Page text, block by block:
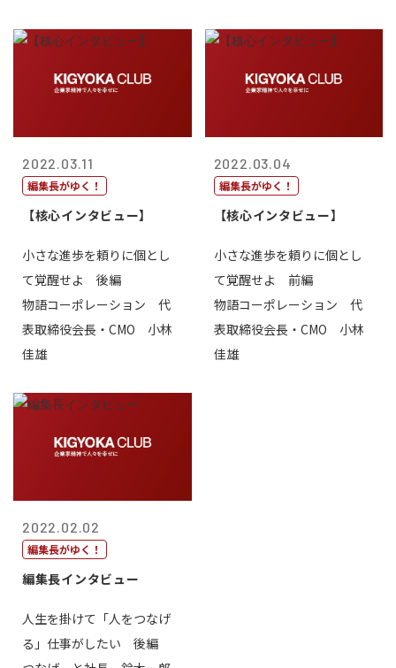
2022.03.11
編集長がゆく！
【核心インタビュー】
小さな進歩を頼りに個とし
て覚醒せよ 後編
物語コーポレーション 代
表取締役会長・CMO 小林
佳雄
2022.03.04
編集長がゆく！
【核心インタビュー】
小さな進歩を頼りに個とし
て覚醒せよ 前編
物語コーポレーション 代
表取締役会長・CMO 小林
佳雄
2022.02.02
編集長がゆく！
編集長インタビュー
人生を掛けて「人をつなげ
る」仕事がしたい 後編